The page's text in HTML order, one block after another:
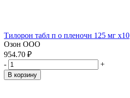
Тилорон табл п о пленочн 125 мг x10
Озон ООО
954.70 ₽
-
+
В корзину